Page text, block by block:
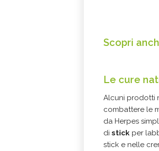
Scopri
Le cure
Alcuni prodotti
combattere le
da Herpes
di stick per
stick e nelle